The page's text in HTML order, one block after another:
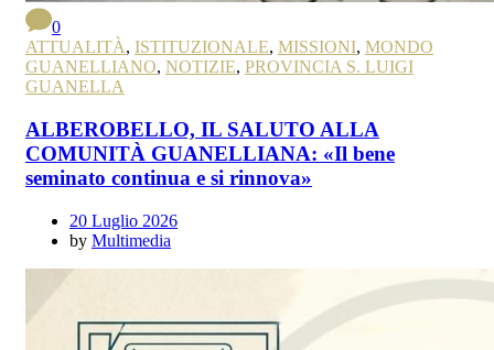
0
ATTUALITÀ, ISTITUZIONALE, MISSIONI, MONDO
GUANELLIANO, NOTIZIE, PROVINCIA S. LUIGI
GUANELLA
ALBEROBELLO, IL SALUTO ALLA
COMUNITÀ GUANELLIANA: «Il bene
seminato continua e si rinnova»
20 Luglio 2026
by Multimedia